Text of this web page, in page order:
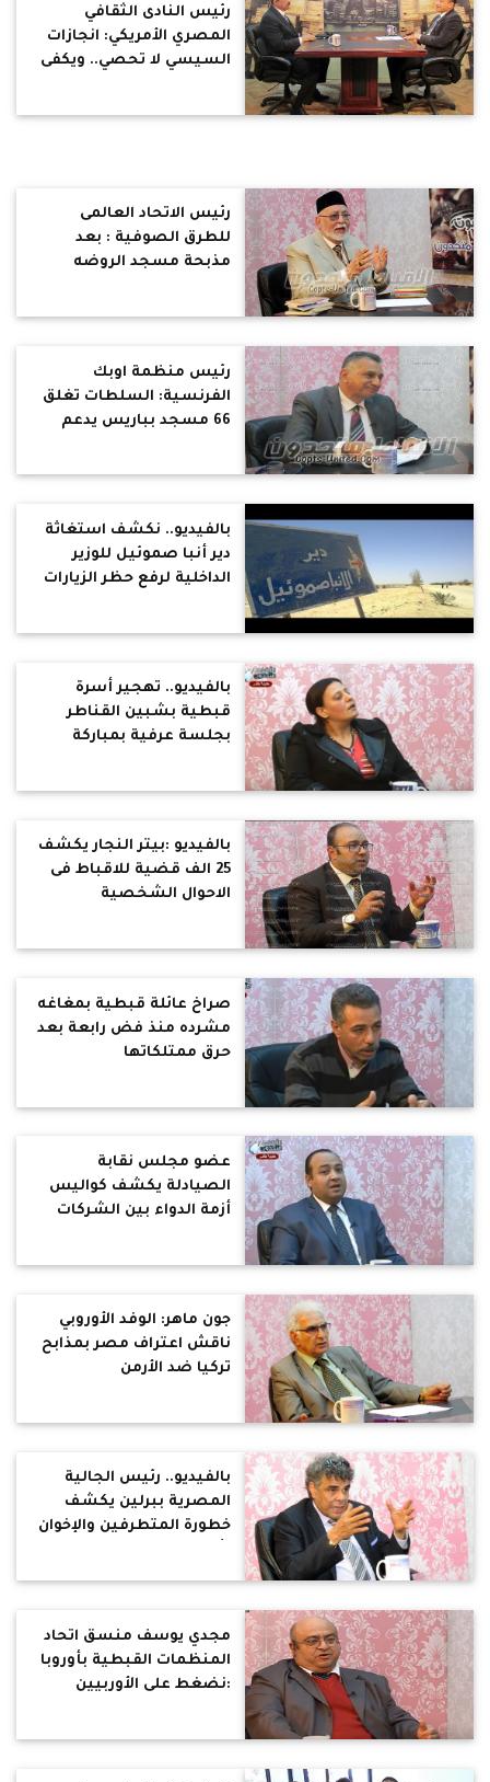
رئيس النادى الثقافي
المصري الأمريكي: انجازات
السيسي لا تحصي.. ويكفى
رئيس الاتحاد العالمى
للطرق الصوفية : بعد
مذبحة مسجد الروضه
رئيس منظمة اوبك
الفرنسية: السلطات تغلق
66 مسجد بباريس يدعم
بالفيديو.. نكشف استغاثة
دير أنبا صموئيل للوزير
الداخلية لرفع حظر الزيارات
بالفيديو.. تهجير أسرة
قبطية بشبين القناطر
بجلسة عرفية بمباركة
بالفيديو :بيتر النجار يكشف
25 الف قضية للاقباط فى
الاحوال الشخصية
صراخ عائلة قبطية بمغاغه
مشرده منذ فض رابعة بعد
حرق ممتلكاتها
عضو مجلس نقابة
الصيادلة يكشف كواليس
أزمة الدواء بين الشركات
جون ماهر: الوفد الأوروبي
ناقش اعتراف مصر بمذابح
تركيا ضد الأرمن
بالفيديو.. رئيس الجالية
المصرية ببرلين يكشف
خطورة المتطرفين والإخوان
مجدي يوسف منسق اتحاد
المنظمات القبطية بأوروبا
:نضغط على الأوربيين